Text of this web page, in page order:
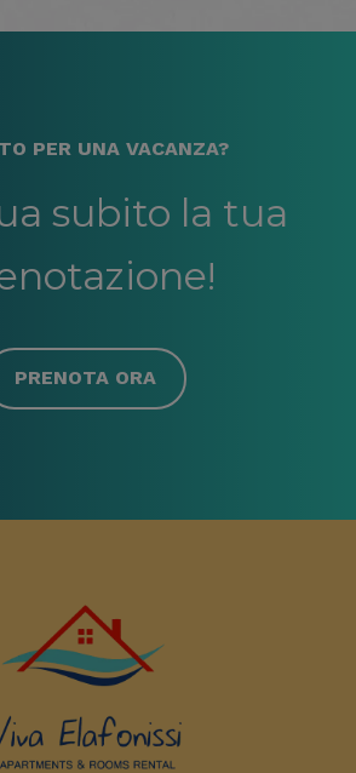
PER UNA VACANZA?
subito la tua
PRENOTA ORA